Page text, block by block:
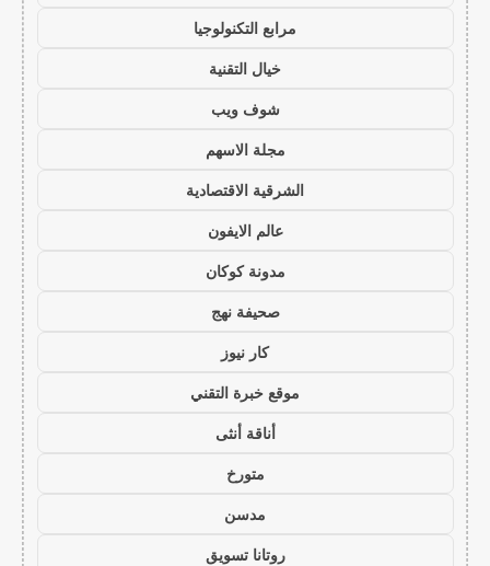
مرابع التكنولوجيا
خيال التقنية
شوف ويب
مجلة الاسهم
الشرقية الاقتصادية
عالم الايفون
مدونة كوكان
صحيفة نهج
كار نيوز
موقع خبرة التقني
أناقة أنثى
متورخ
مدسن
روتانا تسويق